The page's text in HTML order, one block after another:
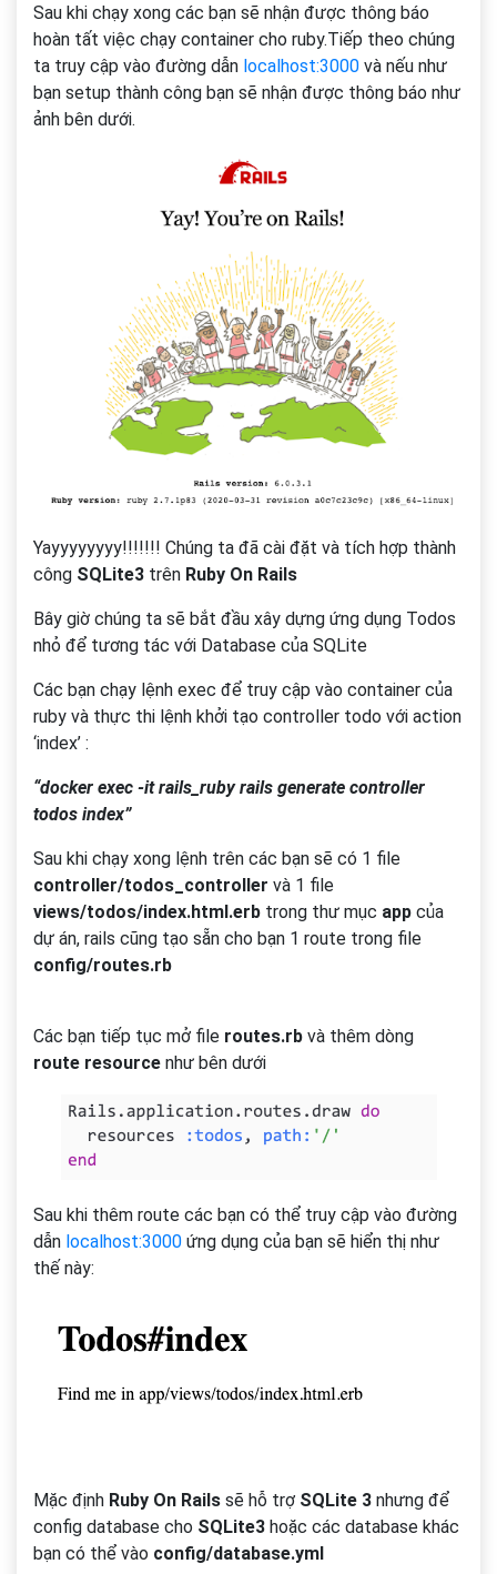
Sau khi chạy xong các bạn sẽ nhận được thông báo
hoàn tất việc chạy container cho ruby.Tiếp theo chúng
ta truy cập vào đường dẫn localhost:3000 và nếu như
bạn setup thành công bạn sẽ nhận được thông báo như
ảnh bên dưới.
Yayyyyyyyy!!!!!!! Chúng ta đã cài đặt và tích hợp thành
công SQLite3 trên Ruby On Rails
Bây giờ chúng ta sẽ bắt đầu xây dựng ứng dụng Todos
nhỏ để tương tác với Database của SQLite
Các bạn chạy lệnh exec để truy cập vào container của
ruby và thực thi lệnh khởi tạo controller todo với action
‘index’ :
“docker exec -it rails_ruby rails generate controller
todos index”
Sau khi chạy xong lệnh trên các bạn sẽ có 1 file
controller/todos_controller và 1 file
views/todos/index.html.erb trong thư mục app của
dự án, rails cũng tạo sẵn cho bạn 1 route trong file
config/routes.rb
Các bạn tiếp tục mở file routes.rb và thêm dòng
route resource như bên dưới
Sau khi thêm route các bạn có thể truy cập vào đường
dẫn localhost:3000 ứng dụng của bạn sẽ hiển thị như
thế này:
Mặc định Ruby On Rails sẽ hỗ trợ SQLite 3 nhưng để
config database cho SQLite3 hoặc các database khác
bạn có thể vào config/database.yml